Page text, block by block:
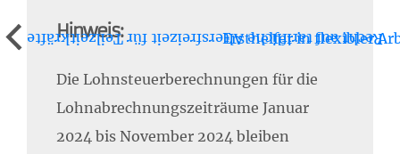
Hinweis:
Die Lohnsteuerberechnungen für die
Lohnabrechnungszeiträume Januar
2024 bis November 2024 bleiben
Recht auf tarifliche Altersfreizeit für Teilzeitkräfte
Ersthelfer in flexibler